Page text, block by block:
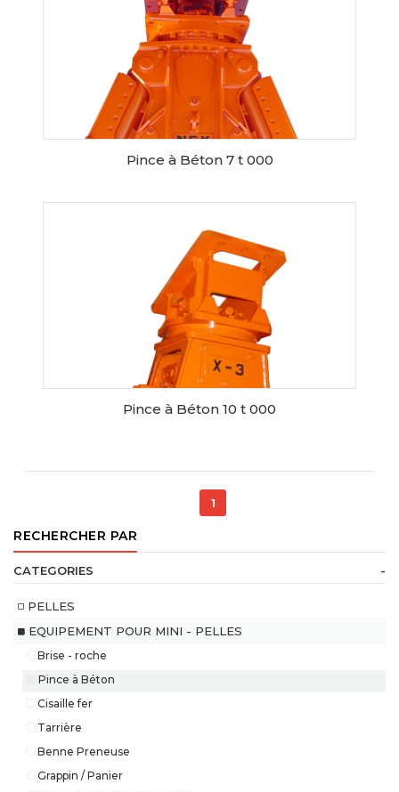
Pince à Béton 7 t 000
Pince à Béton 10 t 000
1
RECHERCHER PAR
CATEGORIES -
PELLES
EQUIPEMENT POUR MINI - PELLES
Brise - roche
Pince à Béton
Cisaille fer
Tarrière
Benne Preneuse
Grappin / Panier